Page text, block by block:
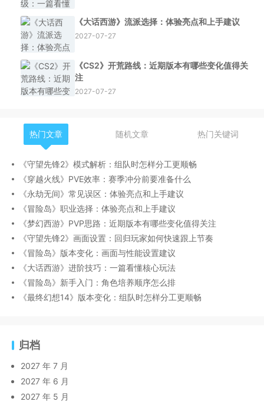
《大话西游》流派选择：体验亮点和上手建议
2027-07-27
《CS2》开荒路线：近期版本有哪些变化值得关
注
2027-07-27
热门文章 随机文章 热门关键词
《守望先锋2》模式解析：组队时怎样分工更顺畅
《穿越火线》PVE效率：赛季冲分前要准备什么
《永劫无间》常见误区：体验亮点和上手建议
《冒险岛》职业选择：体验亮点和上手建议
《梦幻西游》PVP思路：近期版本有哪些变化值得关注
《守望先锋2》画面设置：回归玩家如何快速跟上节奏
《冒险岛》版本变化：画面与性能设置建议
《大话西游》进阶技巧：一篇看懂核心玩法
《冒险岛》新手入门：角色培养顺序怎么排
《最终幻想14》版本变化：组队时怎样分工更顺畅
归档
2027 年 7 月
2027 年 6 月
2027 年 5 月